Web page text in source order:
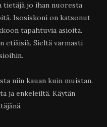
tietäjä jo ihan nuoresta
Isosiskoni on katsonut
tapahtuvia asioita.
etiäisiä. Sieltä varmasti
niin kauan kuin muistan.
ja enkeleiltä. Käytän